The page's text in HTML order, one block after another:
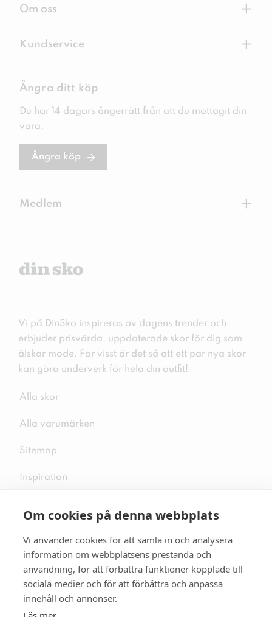
Om cookies på denna webbplats
Vi använder cookies för att samla in och analysera
information om webbplatsens prestanda och
användning, för att förbättra funktioner kopplade till
sociala medier och för att förbättra och anpassa
innehåll och annonser.
Om oss +
Kundservice +
Ångra ditt köp
Du har 14 dagars ångerrätt från att du mottagit din
vara.
Ångra köp
Medlem +
Vi på DinSko inspireras av dagens trender och
erbjuder prisvärda, uppdaterade skor för dig som
älskar mode. För visst är det så att ett par nya skor
kan göra underverk för hela din outfit!
Alla skor
Alla varumärken
Sitemap
Inspiration
Följ oss på sociala medier
Se mer skor: skopunkten.se